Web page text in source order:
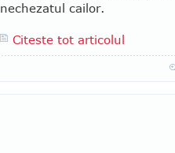
nechezatul cailor.
Citeste tot articolul